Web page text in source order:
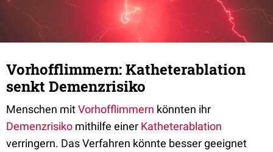
Vorhofflimmern: Katheterablation
senkt Demenzrisiko
Menschen mitVorhofflimmern könnten ihr
Demenzrisiko mithilfe einer Katheterablation
verringern. Das Verfahren könnte besser geeignet